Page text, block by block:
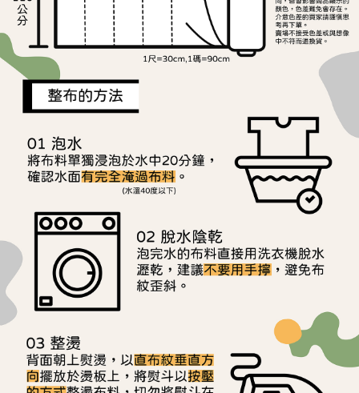
※ 交易是否成功請以「AFTEE先享後付 」之結帳頁面顯示為準，若有關於
是否繳費成功／繳費後需取消欲退款等相關疑問，請聯繫「AFTEE先享後付
客戶支援中心」 https://netprotections.freshdesk.com/support/home
【注意事項】
１．透過由恩沛科技股份有限公司提供之「AFTEE先享後付」服務完成之交
易，需依本服務之必要範圍內提供個人資料，並將交易相關給付款項請求債
權轉讓予恩沛科技股份有限公司。
https://aftee.tw/terms/#terms3
３．未成年的使用者請事先徵得法定代理人或監護人之同意方可使用
「AFTEE先享後付」，若未經同意申辦者引起之損失，本公司不負相關責
任。
４．使用「AFTEE先享後付」時，將依據個別帳號之用戶狀況，依本公司即
時審查核予不同之上限額度；若仍有額度不足之情形，本公司將視審查結果
請求用戶進行身份認證。
５．嚴禁一人註冊多個帳號或使用他人資訊註冊。若發現惡意使用之情形，
恩沛科技股份有限公司將有權停止該用戶之使用額度並採取法律行動。
離島宅配
每筆NT$240